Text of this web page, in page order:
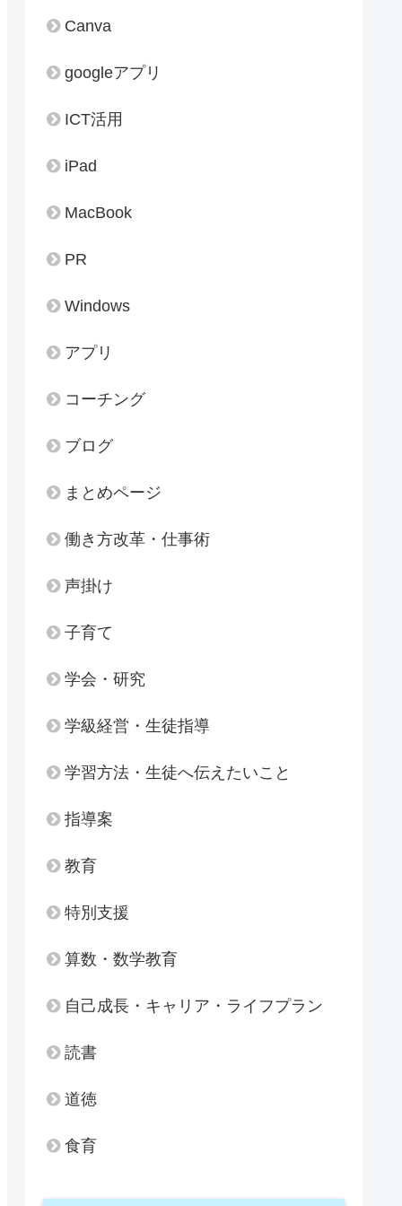
Canva
googleアプリ
ICT活用
iPad
MacBook
PR
Windows
アプリ
コーチング
ブログ
まとめページ
働き方改革・仕事術
声掛け
子育て
学会・研究
学級経営・生徒指導
学習方法・生徒へ伝えたいこと
指導案
教育
特別支援
算数・数学教育
自己成長・キャリア・ライフプラン
読書
道徳
食育